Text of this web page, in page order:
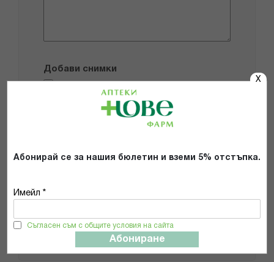
X
Абонирай се за нашия бюлетин и вземи 5% отстъпка.
Имейл *
Съгласен съм с общите условия на сайта
Абониране
Добави снимки
Препоръчвам продукта
Общите условия и политиката за